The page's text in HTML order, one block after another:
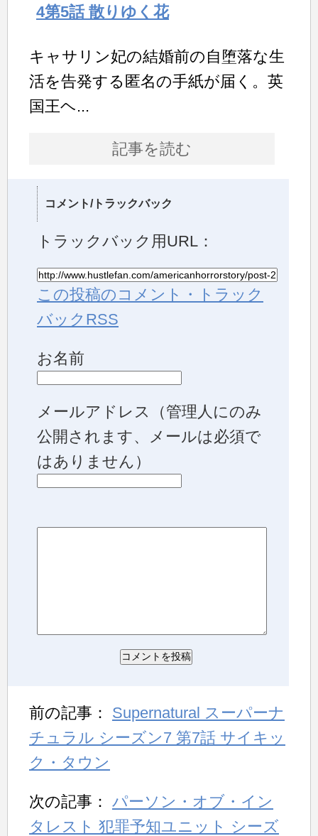
4第5話 散りゆく花
キャサリン妃の結婚前の自堕落な生
活を告発する匿名の手紙が届く。英
国王ヘ...
記事を読む
コメント/トラックバック
トラックバック用URL：
この投稿のコメント・トラック
バックRSS
お名前
メールアドレス
（管理人にのみ
公開されます、メールは必須で
はありません）
前の記事： Supernatural スーパーナ
チュラル シーズン7 第7話 サイキッ
ク・タウン
次の記事： パーソン・オブ・イン
タレスト 犯罪予知ユニット シーズ